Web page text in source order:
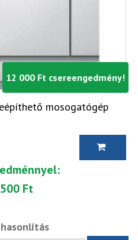
12 000 Ft csereengedmény!
mosogatógép
Ft